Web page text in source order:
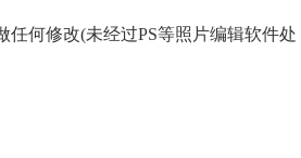
何修改(未经过PS等照片编辑软件处